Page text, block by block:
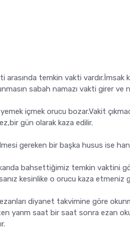
arasında temkin vakti
sabah namazı vakti girer ve
içmek orucu bozar.Vakit
gün olarak kaza edilir.
gereken bir başka husus ise
bahsettiğimiz temkin vaktini
kesinlike o orucu kaza etmeniz
diyanet takvimine göre
yarım saat bir saat sonra ezan